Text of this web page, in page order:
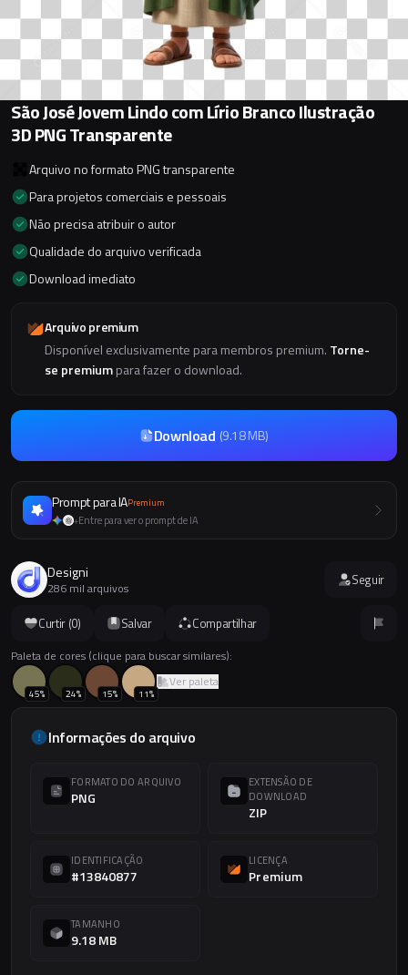
Curtir (0) Salvar Compartilhar
Paleta de cores (clique para buscar similares):
45% 24% 15% 11%
Ver paleta
Informações do arquivo
FORMATO DO ARQUIVO
PNG
EXTENSÃO DE
DOWNLOAD
ZIP
IDENTIFICAÇÃO
#13840877
LICENÇA
Premium
TAMANHO
9.18 MB
São José Jovem Lindo com Lírio Branco Ilustração
3D PNG Transparente
Arquivo no formato PNG transparente
Para projetos comerciais e pessoais
Não precisa atribuir o autor
Qualidade do arquivo verificada
Download imediato
Arquivo premium
Disponível exclusivamente para membros premium. Torne-
se premiumpara fazer o download.
Download (9.18 MB)
Prompt para IAPremium
+Entre para ver o prompt de IA
Designi
286 mil arquivos Seguir